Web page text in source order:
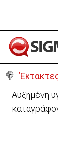
Αίγυπτος